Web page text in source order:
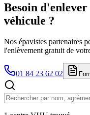
Besoin
véhicule ?
Nos épavistes partenaires
l'enlèvement gratuit de
01 84 23 62 02